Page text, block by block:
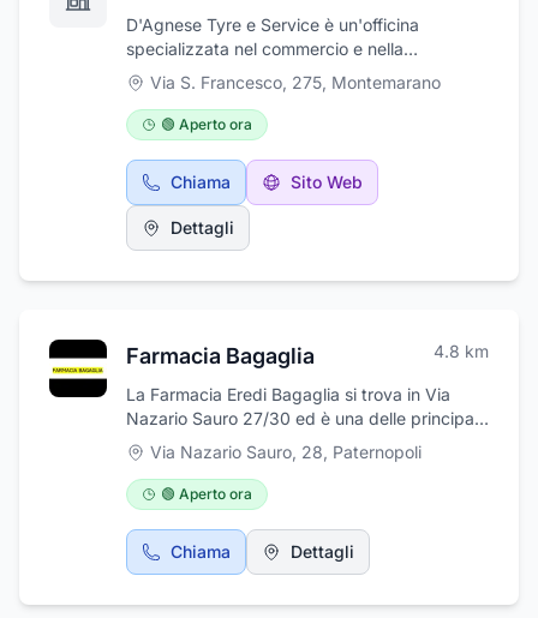
D'Agnese Tyre e Service è un'officina
specializzata nel commercio e nella
riparazione di gomme per autoveicoli. Il
centro si occupa della convergenza
computerizzata, dell'assetto e
dell'equilibratura delle ruote, della riparazione,
della sostituzione e del montaggio di
pneumatici. L'officina fornisce pneumatici
nuovi ed usati per autocarri, motocicli,
autoveicoli, fuoristrada, Camion, Furgoni,
trova a Montemarano in provincia di Avellino,
Via S. Francesco, 275, Montemarano
🟢 Aperto ora
Chiama Sito Web
Dettagli
Farmacia Bagaglia 4.8 km
La Farmacia Eredi Bagaglia si trova in Via
Nazario Sauro 27/30 ed è una delle principali
farmacie di Paternopoli. Presso la Farmacia
Eredi Bagaglia è possibile trovare articoli e
farmaci veterinari, articoli ortopedici e sanitari,
articoli per l'infanzia(giochi e calzature), ausili
per la terza età, linea dietetica per celiaci,
diabetici e per insufficienza renale, prodotti
Eredi Bagaglia è aperta dal lunedì al sabato
Via Nazario Sauro, 28, Paternopoli
🟢 Aperto ora
Chiama Dettagli